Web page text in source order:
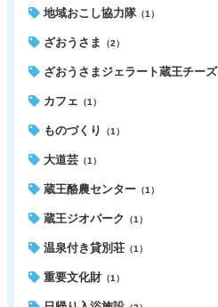
地域おこし協力隊 （1）
ざおうさま （2）
ざおうさまジェラート蔵王チーズ
カフェ （1）
ものづくり （1）
大道芸 （1）
蔵王酪農センター （1）
蔵王ジオパーク （1）
温泉付き貸別荘 （1）
重要文化財（1）